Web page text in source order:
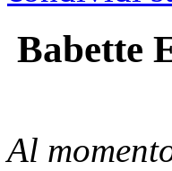
Babette
Al